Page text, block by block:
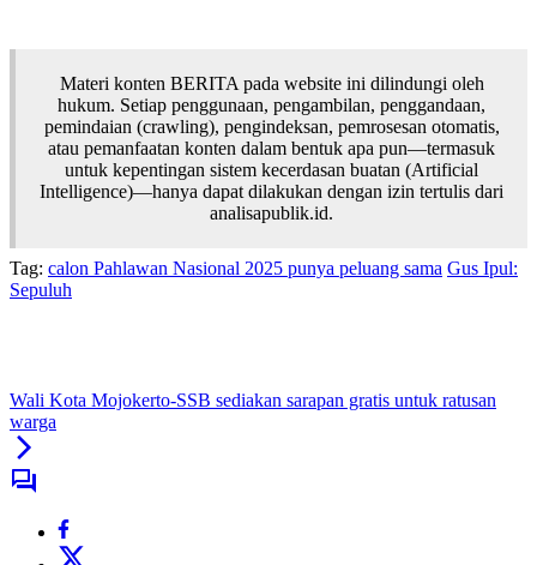
Materi konten BERITA pada website ini dilindungi oleh
hukum. Setiap penggunaan, pengambilan, penggandaan,
pemindaian (crawling), pengindeksan, pemrosesan otomatis,
atau pemanfaatan konten dalam bentuk apa pun—termasuk
untuk kepentingan sistem kecerdasan buatan (Artificial
Intelligence)—hanya dapat dilakukan dengan izin tertulis dari
analisapublik.id.
Tag: calon Pahlawan Nasional 2025 punya peluang sama Gus Ipul:
Sepuluh
Wali Kota Mojokerto-SSB sediakan sarapan gratis untuk ratusan
warga